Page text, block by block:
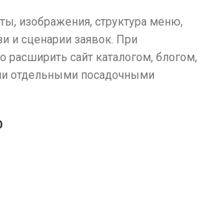
изображения, структура меню,
и сценарии заявок. При
сайт каталогом, блогом,
отдельными посадочными